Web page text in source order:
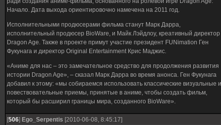
Начало. Дата выхода ориентировочно намечена на 2011 год.
Исполнительными продюсерами фильма станут Марк Дарра,
исполнительный продюсер BioWare, и Майк Лэйдлоу, креативный директор
Dragon Age. Также в проекте примут участие президент FUNimation Ген
Фукунага и директор Original Entertainment Крис Маджис.
«Аниме для нас – это замечательное средство для продолжения развития
истории Dragon Age», – сказал Марк Дарра во время анонса. Ген Фукунага
добавил к этому: «мы собираемся использовать классические визуальные и
повествовательные приемы, принятые в аниме, чтобы создать фильм,
который бы расширил границы мира, созданного BioWare».
[506] Ego_Serpentis [2010-06-08, 8:45:17]